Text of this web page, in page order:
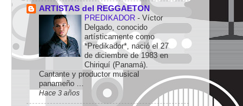
ARTISTAS del REGGAETON
PREDIKADOR - Víctor
Delgado, conocido
artísticamente como
*Predikador*, nació el 27
de diciembre de 1983 en
Chiriquí (Panamá).
Cantante y productor musical
panameño ...
Hace 3 años